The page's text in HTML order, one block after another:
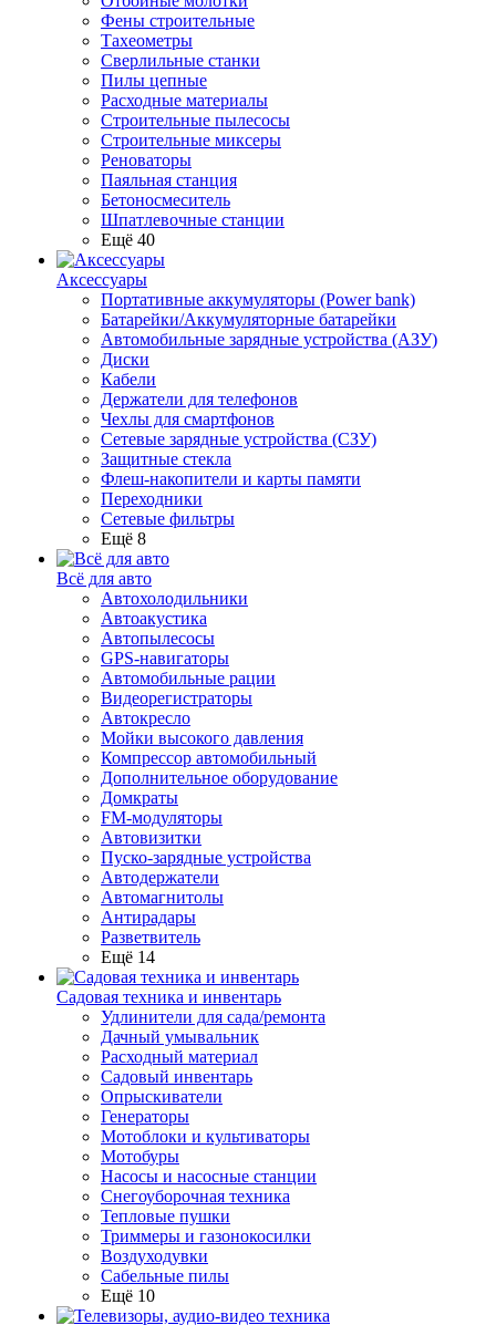
Фены строительные
Тахеометры
Сверлильные станки
Пилы цепные
Расходные материалы
Строительные пылесосы
Строительные миксеры
Реноваторы
Паяльная станция
Бетоносмеситель
Шпатлевочные станции
Ещё 40
Аксессуары
Портативные аккумуляторы (Power bank)
Батарейки/Аккумуляторные батарейки
Автомобильные зарядные устройства (АЗУ)
Диски
Кабели
Держатели для телефонов
Чехлы для смартфонов
Сетевые зарядные устройства (СЗУ)
Защитные стекла
Флеш-накопители и карты памяти
Переходники
Сетевые фильтры
Ещё 8
Всё для авто
Автохолодильники
Автоакустика
Автопылесосы
GPS-навигаторы
Автомобильные рации
Видеорегистраторы
Автокресло
Мойки высокого давления
Компрессор автомобильный
Дополнительное оборудование
Домкраты
FM-модуляторы
Автовизитки
Пуско-зарядные устройства
Автодержатели
Автомагнитолы
Антирадары
Разветвитель
Ещё 14
Садовая техника и инвентарь
Удлинители для сада/ремонта
Дачный умывальник
Расходный материал
Садовый инвентарь
Опрыскиватели
Генераторы
Мотоблоки и культиваторы
Мотобуры
Насосы и насосные станции
Снегоуборочная техника
Тепловые пушки
Триммеры и газонокосилки
Воздуходувки
Сабельные пилы
Ещё 10